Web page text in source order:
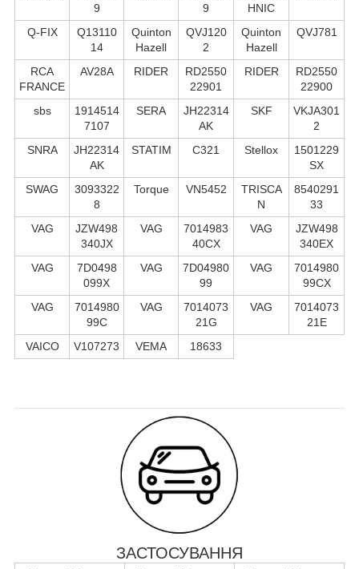
9
9
HNIC
Q-FIX
Q13110
14
Quinton
Hazell
QVJ120
2
Quinton
Hazell
QVJ781
RCA
FRANCE
AV28A RIDER
RD2550
22901
RIDER
RD2550
22900
sbs
1914514
7107
SERA
JH22314
AK
SKF
VKJA301
2
SNRA
JH22314
AK
STATIM C321 Stellox
1501229
SX
SWAG
3093322
8
Torque VN5452
TRISCA
N
8540291
33
VAG
JZW498
340JX
VAG
7014983
40CX
VAG
JZW498
340EX
VAG
7D0498
099X
VAG
7D04980
99
VAG
7014980
99CX
VAG
7014980
99C
VAG
7014073
21G
VAG
7014073
21E
VAICO
V107273 VEMA 18633
ЗАСТОСУВАННЯ